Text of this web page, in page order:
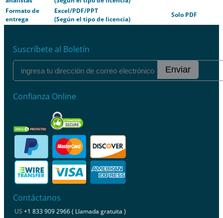
Formato de
entrega
Excel/PDF/PPT
(Según el tipo de licencia)
Solo PDF
Suscríbete al Boletín
Enviar
Confianza Online
Contáctanos
US +1 833 909 2966 ( Llamada gratuita )